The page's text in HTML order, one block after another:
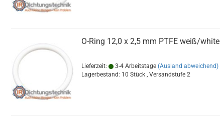
O-Ring 12,0 x 2,5 mm PTFE weiß/white
Lieferzeit: 3-4 Arbeitstage (Ausland abweichend)
Lagerbestand: 10 Stück , Versandstufe 2